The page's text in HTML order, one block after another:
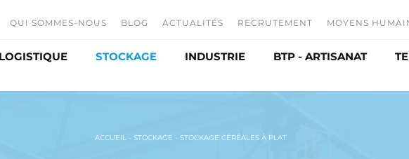
QUI SOMMES-NOUS
L'entreprise
Nos activités
BLOG ACTUALITÉS RECRUTEMENT
Nos métiers
MOYENS
LOGISTIQUE STOCKAGE INDUSTRIE BTP - ARTISANAT
ACCUEIL -STOCKAGE -STOCKAGE CÉRÉALES À PLAT